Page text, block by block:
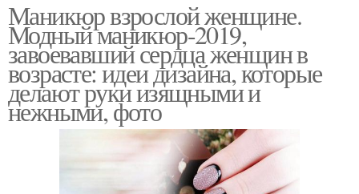
Маникюр взрослой женщине.
Модный маникюр-2019,
завоевавший сердца женщин в
возрасте: идеи дизайна, которые
делают руки изящными и
нежными, фото